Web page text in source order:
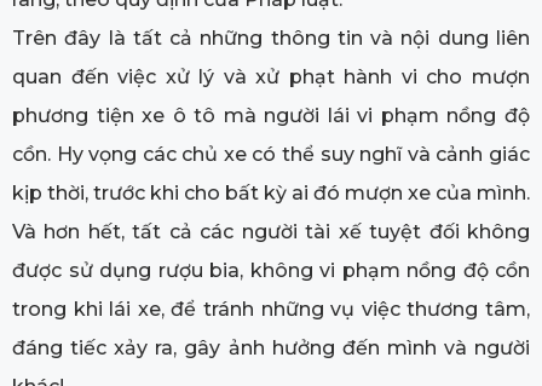
Trên đây là tất cả những thông tin và nội dung liên
quan đến việc xử lý và xử phạt hành vi cho mượn
phương tiện xe ô tô mà người lái vi phạm nồng độ
cồn. Hy vọng các chủ xe có thể suy nghĩ và cảnh giác
kịp thời, trước khi cho bất kỳ ai đó mượn xe của mình.
Và hơn hết, tất cả các người tài xế tuyệt đối không
được sử dụng rượu bia, không vi phạm nồng độ cồn
trong khi lái xe, để tránh những vụ việc thương tâm,
đáng tiếc xảy ra, gây ảnh hưởng đến mình và người